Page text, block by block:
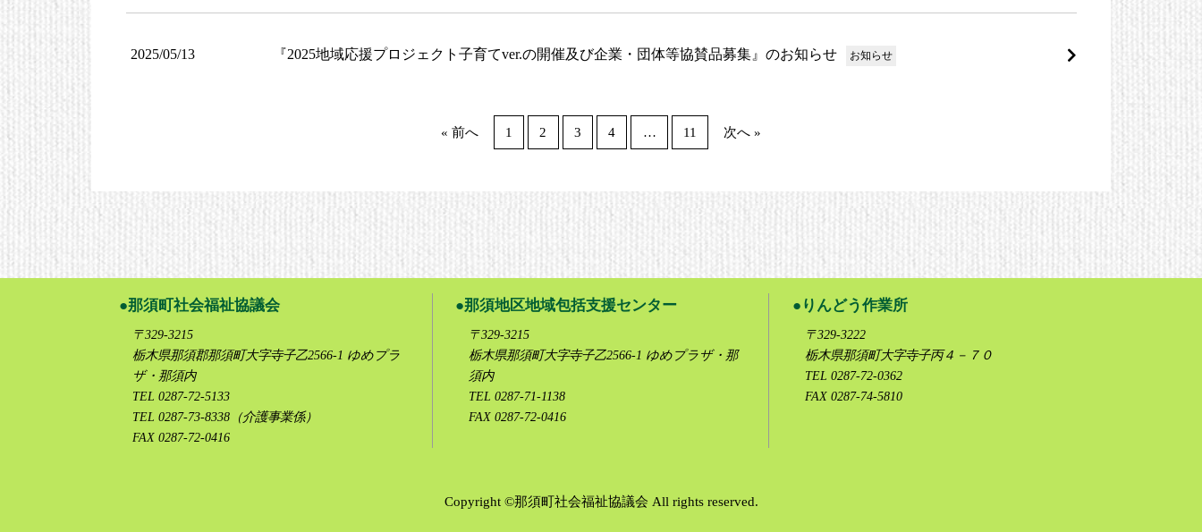
2025/05/13 『2025地域応援プロジェクト子育てver.の開催及び企業・団体等協賛品募集』のお知らせ お知らせ
« 前へ 1 2 3 4 … 11 次へ »
那須町社会福祉協議会
〒329-3215
栃木県那須郡那須町大字寺子乙2566-1 ゆめプラ
ザ・那須内
TEL 0287-72-5133
TEL 0287-73-8338（介護事業係）
FAX 0287-72-0416
那須地区地域包括支援センター
〒329-3215
栃木県那須町大字寺子乙2566-1 ゆめプラザ・那
須内
TEL 0287-71-1138
FAX 0287-72-0416
りんどう作業所
〒329-3222
栃木県那須町大字寺子丙４－７０
TEL 0287-72-0362
FAX 0287-74-5810
Copyright ©那須町社会福祉協議会 All rights reserved.